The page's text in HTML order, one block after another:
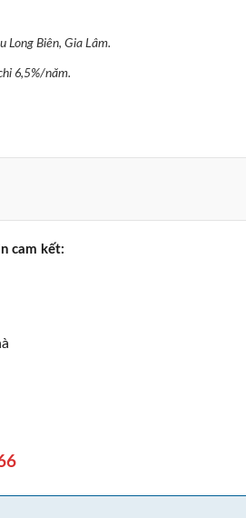
Long Biên, Gia Lâm.
6,5%/năm.
cam kết: